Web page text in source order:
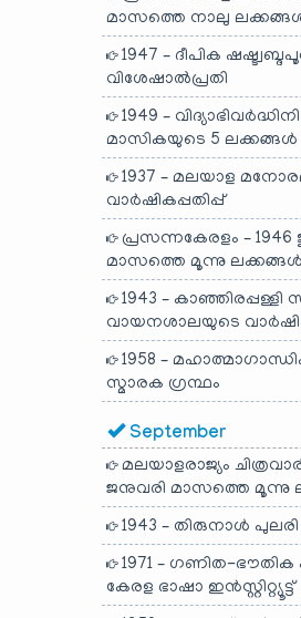
മാസത്തെ നാലു
1947 – ദീപിക
വിശേഷാൽപ്രതി
1949 – വിദ്യാഭിവർദ്ധിനി
മാസികയുടെ 5 ലക്കങ്ങൾ
1937 – മലയാള
വാർഷികപ്പതിപ്പ്
പ്രസന്നകേരളം –
മാസത്തെ മൂന്നു ലക്കങ്ങൾ
1943 –
വായനശാലയുടെ
1958 –
സ്മാരക ഗ്രന്ഥം
September
മലയാളരാജ്യം
ജനുവരി മാസത്തെ മൂന്നു
1943 – തിരുനാൾ പുലരി
1971 – ഗണിത-ഭൗതിക
കേരള ഭാഷാ ഇൻസ്റ്റിറ്റ്യൂട്ട്